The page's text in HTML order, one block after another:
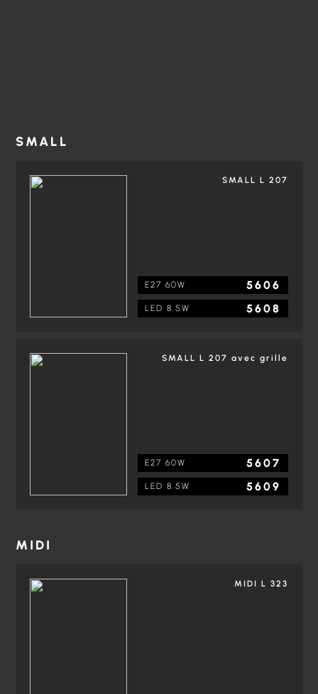
SMALL
SMALL L 207
E27 60W 5606
LED 8.5W 5608
SMALL L 207 avec grille
E27 60W 5607
LED 8.5W 5609
MIDI
MIDI L 323